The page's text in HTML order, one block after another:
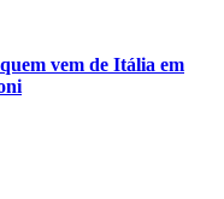
vem de Itália em